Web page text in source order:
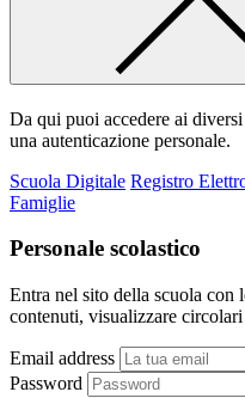
Da qui puoi accedere ai
una autenticazione personale.
Scuola Digitale Registro
Famiglie
Personale scolastico
Entra nel sito della scuola con
contenuti, visualizzare
Email address
Password